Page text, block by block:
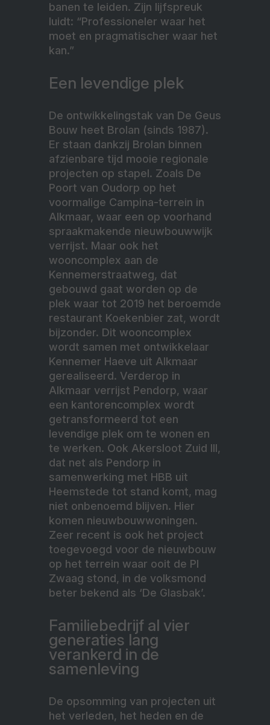
banen te leiden. Zijn lijfspreuk
luidt: “Professioneler waar het
moet en pragmatischer waar het
kan.”
Een levendige plek
De ontwikkelingstak van De Geus
Bouw heet Brolan (sinds 1987).
Er staan dankzij Brolan binnen
afzienbare tijd mooie regionale
projecten op stapel. Zoals De
Poort van Oudorp op het
voormalige Campina-terrein in
Alkmaar, waar een op voorhand
spraakmakende nieuwbouwwijk
verrijst. Maar ook het
wooncomplex aan de
Kennemerstraatweg, dat
gebouwd gaat worden op de
plek waar tot 2019 het beroemde
restaurant Koekenbier zat, wordt
bijzonder. Dit wooncomplex
wordt samen met ontwikkelaar
Kennemer Haeve uit Alkmaar
gerealiseerd. Verderop in
Alkmaar verrijst Pendorp, waar
een kantorencomplex wordt
getransformeerd tot een
levendige plek om te wonen en
te werken. Ook Akersloot Zuid III,
dat net als Pendorp in
samenwerking met HBB uit
Heemstede tot stand komt, mag
niet onbenoemd blijven. Hier
komen nieuwbouwwoningen.
Zeer recent is ook het project
toegevoegd voor de nieuwbouw
op het terrein waar ooit de PI
Zwaag stond, in de volksmond
beter bekend als ‘De Glasbak’.
Familiebedrijf al vier
generaties lang
verankerd in de
samenleving
De opsomming van projecten uit
het verleden, het heden en de